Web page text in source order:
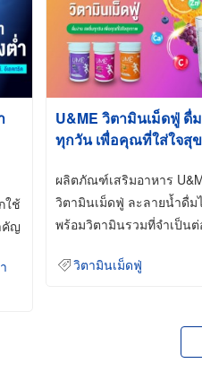
ใช้
คัญ
U&ME วิตามินเม็ดฟู่ ดื่
ทุกวัน เพื่อคุณที่ใส่ใจสุ
ผลิตภัณฑ์เสริมอาหาร
วิตามินเม็ดฟู่ ละลายน้ำดื่ม
พร้อมวิตามินรวมที่จำเป็นต่
วิตามินเม็ดฟู่